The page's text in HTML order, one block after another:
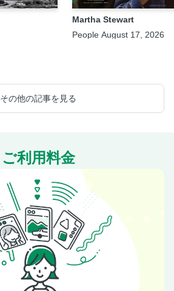
Martha Stewart
People August 17, 2026
その他の記事を見る
ご利用料金